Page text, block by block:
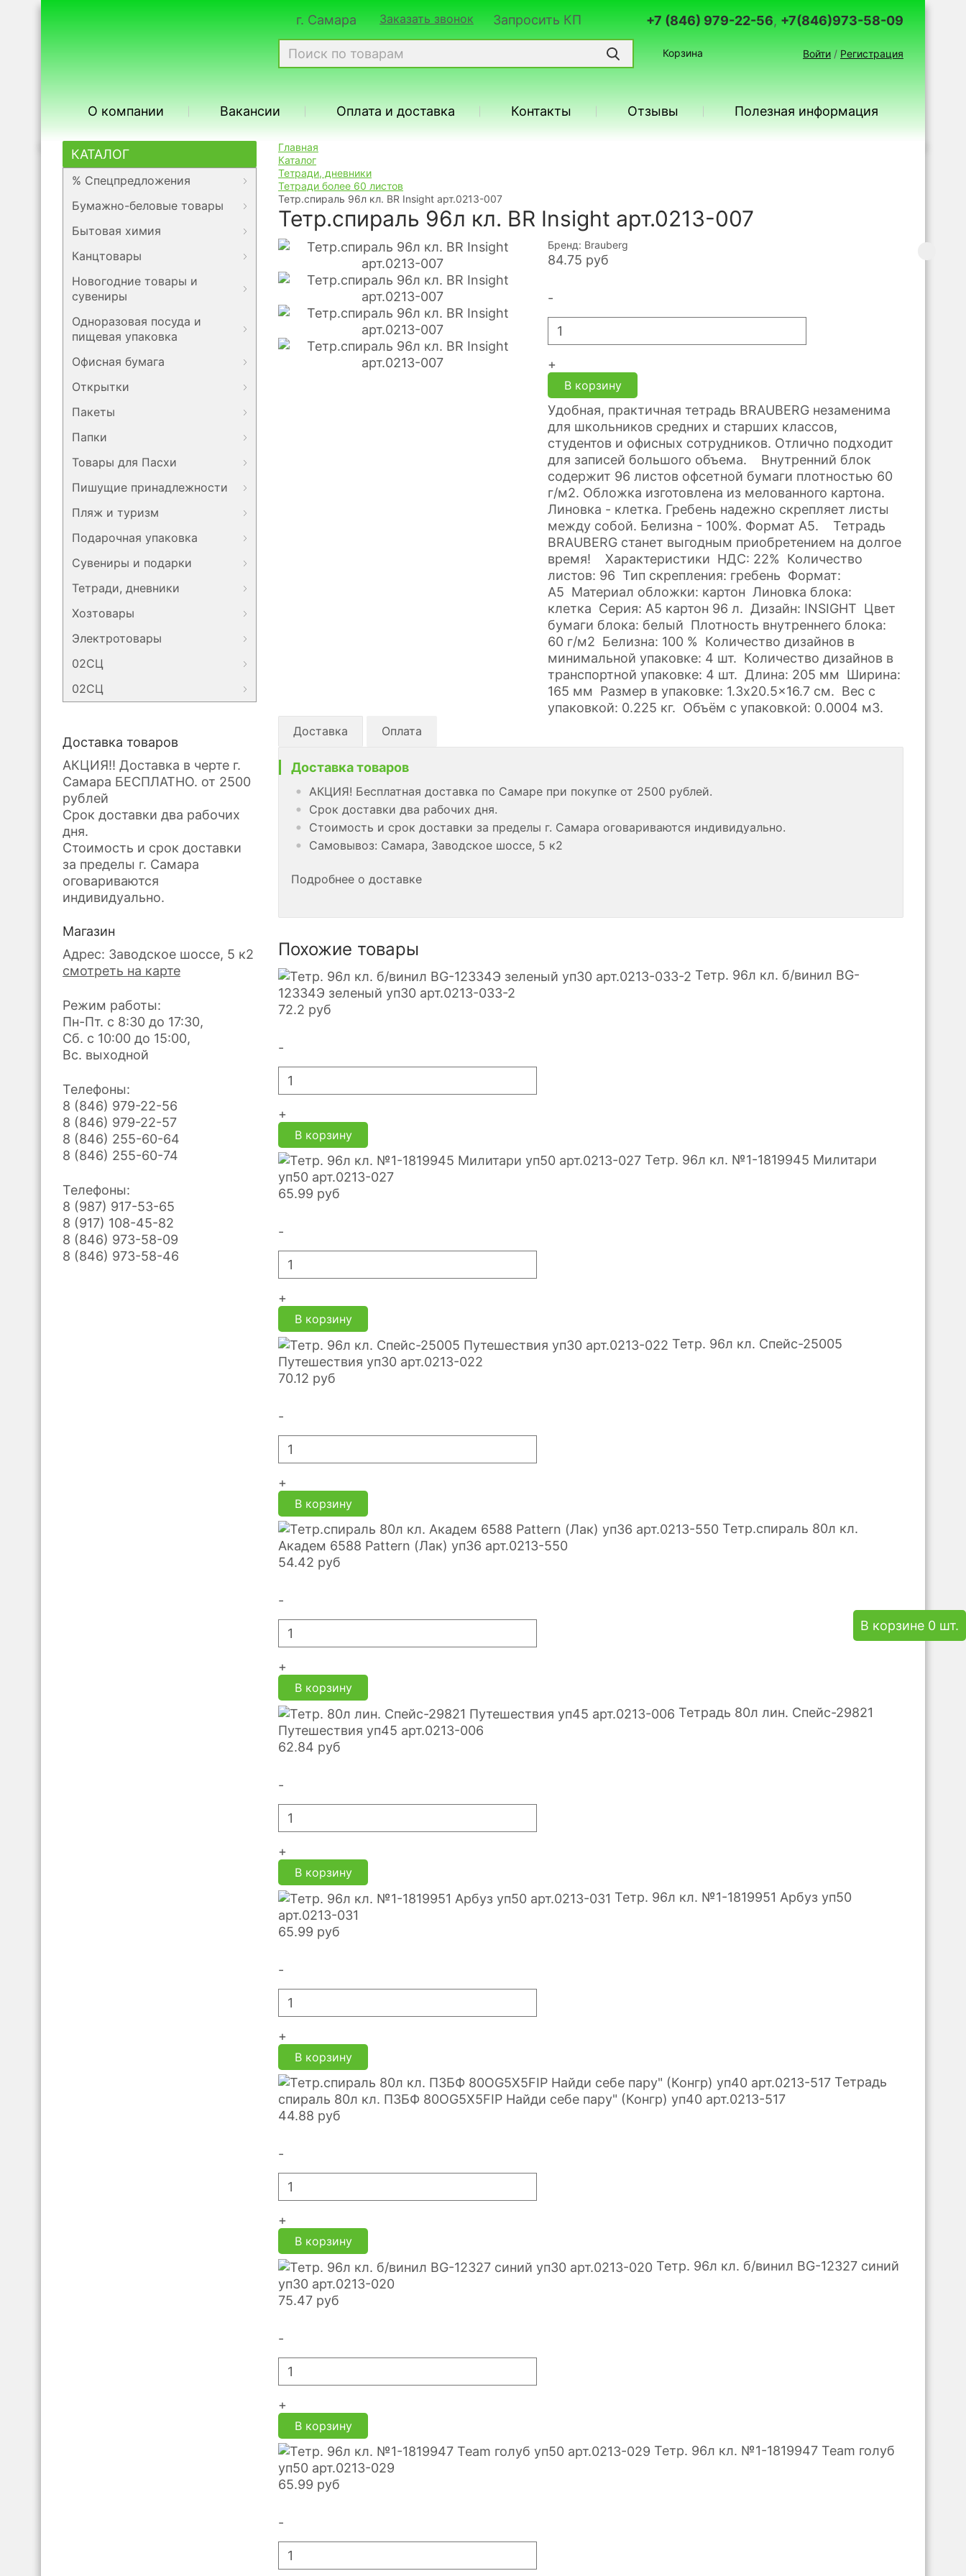
г. Самара Заказать звонок Запросить КП +7 (846) 979-22-56, +7(846)973-58-09
Корзина Войти / Регистрация
В корзине 0 шт.
О компании Вакансии Оплата и доставка Контакты Отзывы Полезная информация
КАТАЛОГ
% Спецпредложения
Бумажно-беловые товары
Бытовая химия
Канцтовары
Новогодние товары и
сувениры
Одноразовая посуда и
пищевая упаковка
Офисная бумага
Открытки
Пакеты
Папки
Товары для Пасхи
Пишущие принадлежности
Пляж и туризм
Подарочная упаковка
Сувениры и подарки
Тетради, дневники
Хозтовары
Электротовары
02СЦ
02СЦ
Доставка товаров
АКЦИЯ!! Доставка в черте г.
Самара БЕСПЛАТНО. от 2500
рублей
Срок доставки два рабочих
дня.
Стоимость и срок доставки
за пределы г. Самара
оговариваются
индивидуально.
Магазин
Адрес: Заводское шоссе, 5 к2
смотреть на карте
Режим работы:
Пн-Пт. с 8:30 до 17:30,
Сб. с 10:00 до 15:00,
Вс. выходной
Телефоны:
8 (846) 979-22-56
8 (846) 979-22-57
8 (846) 255-60-64
8 (846) 255-60-74
Телефоны:
8 (987) 917-53-65
8 (917) 108-45-82
8 (846) 973-58-09
8 (846) 973-58-46
Главная
Каталог
Тетради, дневники
Тетради более 60 листов
Тетр.спираль 96л кл. BR Insight арт.0213-007
Тетр.спираль 96л кл. BR Insight арт.0213-007
Бренд: Brauberg
84.75 руб
-
+
В корзину
Удобная, практичная тетрадь BRAUBERG незаменима
для школьников средних и старших классов,
студентов и офисных сотрудников. Отлично подходит
для записей большого объема. Внутренний блок
содержит 96 листов офсетной бумаги плотностью 60
г/м2. Обложка изготовлена из мелованного картона.
Линовка - клетка. Гребень надежно скрепляет листы
между собой. Белизна - 100%. Формат А5. Тетрадь
BRAUBERG станет выгодным приобретением на долгое
время! Характеристики НДС: 22% Количество
листов: 96 Тип скрепления: гребень Формат:
А5 Материал обложки: картон Линовка блока:
клетка Серия: А5 картон 96 л. Дизайн: INSIGHT Цвет
бумаги блока: белый Плотность внутреннего блока:
60 г/м2 Белизна: 100 % Количество дизайнов в
минимальной упаковке: 4 шт. Количество дизайнов в
транспортной упаковке: 4 шт. Длина: 205 мм Ширина:
165 мм Размер в упаковке: 1.3x20.5x16.7 см. Вес с
упаковкой: 0.225 кг. Объём с упаковкой: 0.0004 м3.
Доставка Оплата
Доставка товаров
АКЦИЯ! Бесплатная доставка по Самаре при покупке от 2500 рублей.
Срок доставки два рабочих дня.
Стоимость и срок доставки за пределы г. Самара оговариваются индивидуально.
Самовывоз: Самара, Заводское шоссе, 5 к2
Подробнее о доставке
Похожие товары
Тетр. 96л кл. б/винил BG-
12334Э зеленый уп30 арт.0213-033-2
72.2 руб
-
+
В корзину
Тетр. 96л кл. №1-1819945 Милитари
уп50 арт.0213-027
65.99 руб
-
+
В корзину
Тетр. 96л кл. Спейс-25005
Путешествия уп30 арт.0213-022
70.12 руб
-
+
В корзину
Тетр.спираль 80л кл.
Академ 6588 Pattern (Лак) уп36 арт.0213-550
54.42 руб
-
+
В корзину
Тетрадь 80л лин. Спейс-29821
Путешествия уп45 арт.0213-006
62.84 руб
-
+
В корзину
Тетр. 96л кл. №1-1819951 Арбуз уп50
арт.0213-031
65.99 руб
-
+
В корзину
Тетрадь
спираль 80л кл. ПЗБФ 80ОG5X5FIP Найди себе пару" (Конгр) уп40 арт.0213-517
44.88 руб
-
+
В корзину
Тетр. 96л кл. б/винил BG-12327 синий
уп30 арт.0213-020
75.47 руб
-
+
В корзину
Тетр. 96л кл. №1-1819947 Team голуб
уп50 арт.0213-029
65.99 руб
-